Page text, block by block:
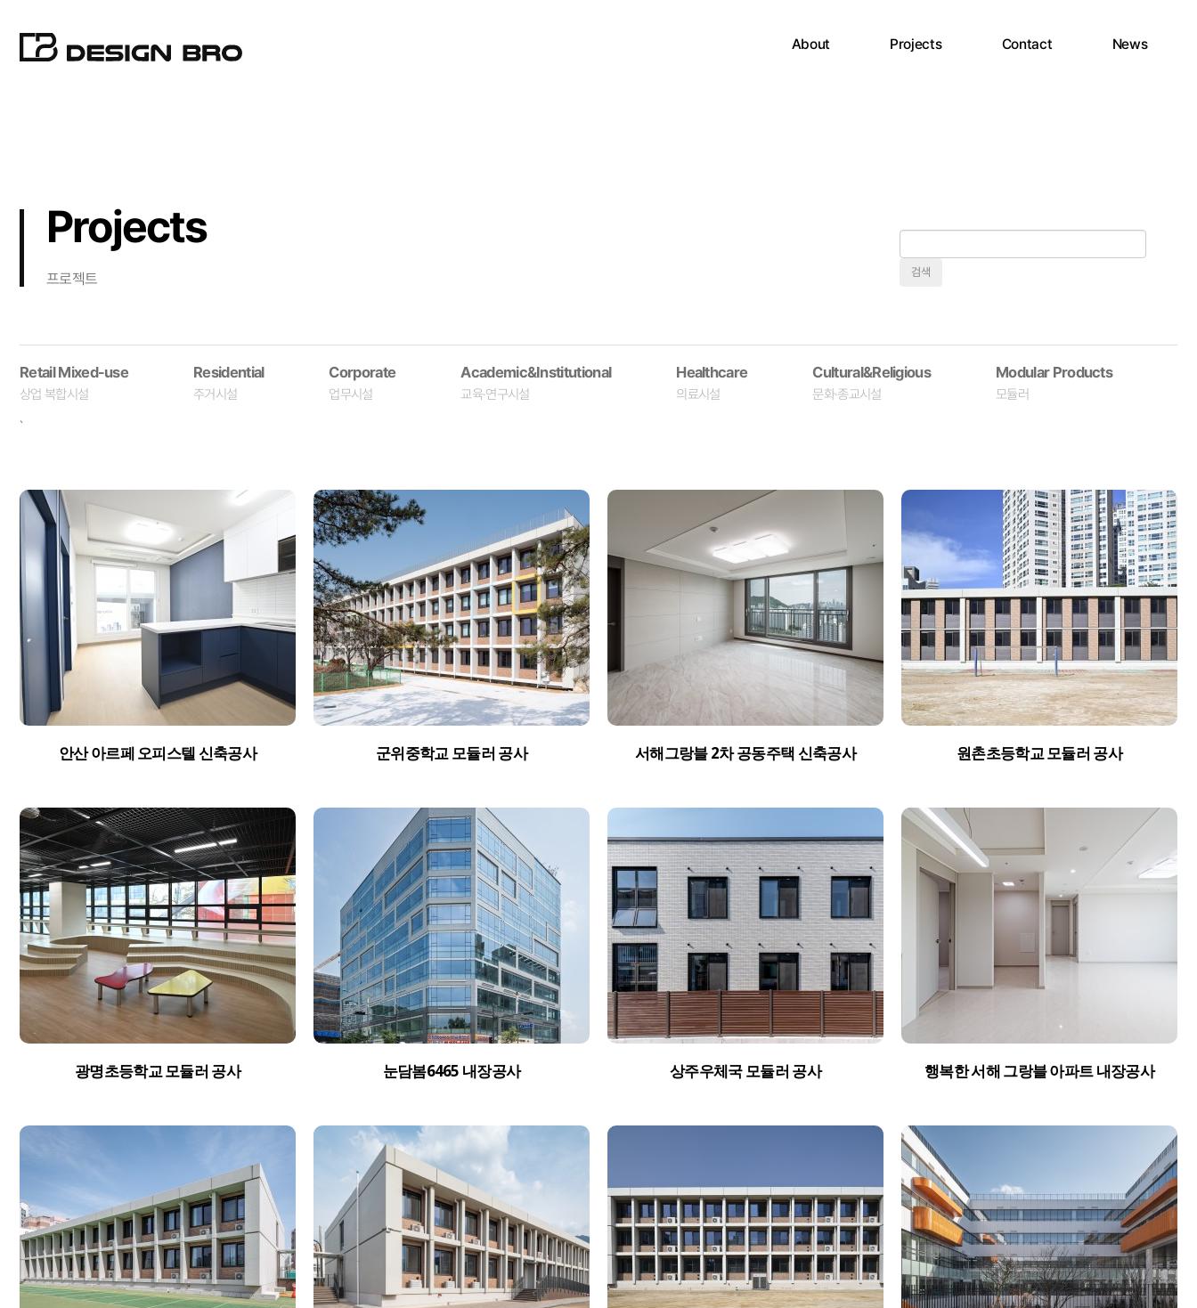
About
Company BRO
Process
Service
Projects
Retail Mixed-use
Corporate
Academic&Institutional
Healthcare
Cultural&Religious
Modular Products
Contact News
Bro News
About Projects Contact News
Projects
프로젝트
게
시
물
색
색
Retail Mixed-use
상업 복합시설
Residential
주거시설
Corporate
업무시설
Academic&Institutional
교육·연구시설
Healthcare
의료시설
Cultural&Religious
문화·종교시설
Modular Products
모듈러
`
안산 아르페 오피스텔 신축공사 군위중학교 모듈러 공사 서해그랑블 2차 공동주택 신축공사 원촌초등학교 모듈러 공사
광명초등학교 모듈러 공사 눈담봄6465 내장공사 상주우체국 모듈러 공사 행복한 서해 그랑블 아파트 내장공사